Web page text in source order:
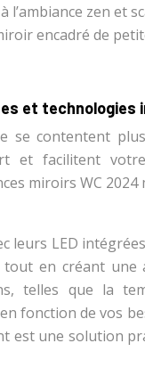
l’ambiance zen et
encadré de
et technologies
se contentent
et facilitent
miroirs WC
leurs LED
en créant une
telles que la
fonction de vos
est une solution